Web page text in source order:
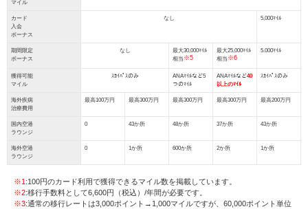
マイル
カード
入会
ボーナス
なし 5,000ﾏｲﾙ
期間限定
ボーナス
なし
最大30,000ﾏｲﾙ
相当 ※5
最大25,000ﾏｲﾙ
相当 ※6
5.000ﾏｲﾙ
獲得可能
マイル
ｽｶｲﾊﾟｽのみ
ANAﾏｲﾙなど5
つのﾏｲﾙ
ANAﾏｲﾙなど40
以上のﾏｲﾙ
ｽｶｲﾊﾟｽのみ
海外疾病
治療費用
最高100万円 最高300万円 最高300万円 最高300万円 最高200万円
国内空港
ラウンジ
0 43か所 48か所 37か所 43か所
海外空港
ラウンジ
0 1か所 600か所 2か所 1か所
※1 :100円のカード利用で獲得できるマイル数を掲載しています。
※2:移行手数料として6,600円（税込）/年間が必要です。
※3:通常の移行レートは3,000ポイント→1,000マイルですが、60,000ポイント単位